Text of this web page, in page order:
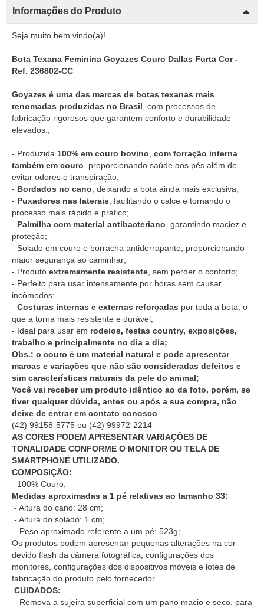
Informações do Produto
Seja muito bem vindo(a)!
Bota Texana Feminina Goyazes Couro Dallas Furta Cor -
Ref. 236802-CC
Goyazes é uma das marcas de botas texanas mais
renomadas produzidas no Brasil , com processos de
fabricação rigorosos que garantem conforto e durabilidade
elevados.;
- Produzida 100% em couro bovino com forração interna
também em couro , proporcionando saúde aos pés além de
evitar odores e transpiração;
- Bordados no cano , deixando a bota ainda mais exclusiva;
- Puxadores nas laterais , facilitando o calce e tornando o
processo mais rápido e prático;
- Palmilha com material antibacteriano , garantindo maciez e
proteção;
- Solado em couro e borracha antiderrapante, proporcionando
maior segurança ao caminhar;
- Produto extremamente resistente , sem perder o conforto;
- Perfeito para usar intensamente por horas sem causar
incômodos;
- Costuras internas e externas reforçadas por toda a bota, o
que a torna mais resistente e durável;
- Ideal para usar em rodeios, festas country, exposições,
trabalho e principalmente no dia a dia;
Obs.: o couro é um material natural e pode apresentar
marcas e variações que não são consideradas defeitos e
sim características naturais da pele do animal;
Você vai receber um produto idêntico ao da foto, porém, se
tiver qualquer dúvida, antes ou após a sua compra, não
deixe de entrar em contato conosco
(42) 99158-5775 ou (42) 99972-2214
AS CORES PODEM APRESENTAR VARIAÇÕES DE
TONALIDADE CONFORME O MONITOR OU TELA DE
SMARTPHONE UTILIZADO.
COMPOSIÇÃO:
- 100% Couro;
Medidas aproximadas a 1 pé relativas ao tamanho 33:
- Altura do cano: 28 cm;
- Altura do solado: 1 cm;
- Peso aproximado referente a um pé: 523g;
Os produtos podem apresentar pequenas alterações na cor
devido flash da câmera fotográfica, configurações dos
monitores, configurações dos dispositivos móveis e lotes de
fabricação do produto pelo fornecedor.
CUIDADOS:
- Remova a sujeira superficial com um pano macio e seco, para